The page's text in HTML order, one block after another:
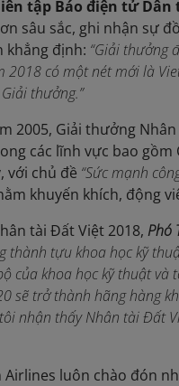
tập Báo điện tử
sâu sắc, ghi nhận sự
khẳng định: “Giải thưởng
có một nét mới là
thưởng.”
2005, Giải thưởng
các lĩnh vực bao gồm
với chủ đề “Sức mạnh
khuyến khích, động
tài Đất Việt 2018,Phó
thành tựu khoa học kỹ
của khoa học kỹ thuật và
sẽ trở thành hãng hàng
nhận thấy Nhân tài Đất
Airlines luôn chào đón